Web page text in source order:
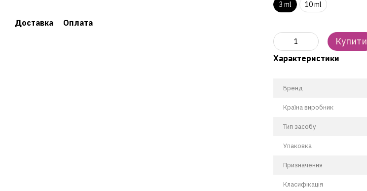
Доставка Оплата
3 ml 10 ml
Купити
Характеристики
Бренд
Країна виробник
Тип засобу
Упаковка
Призначення
Класифікація